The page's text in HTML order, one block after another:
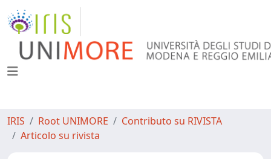
IRIS Root UNIMORE
Contributo su RIVISTA
Articolo su rivista